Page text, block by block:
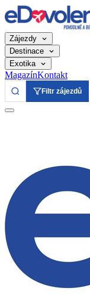
Zájezdy
Destinace
Exotika
MagazínKontakt
Filtr zájezdů